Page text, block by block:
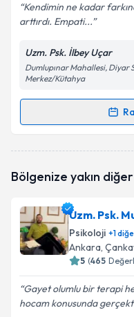
Kendimin ne kadar
arttırdı. Empati...
Uzm. Psk. İlbey Uçar
Dumlupınar Mahallesi, Diyar
Merkez/Kütahya
Randevu
oluşturun. Size bu
E-posta Adresiniz
Kişisel
Metni'ni
Bölgenize yakın
Uzm. Psk.
Psikoloji +1
Ankara,
5 (465
Gayet olumlu bir terapi
hocam konusunda